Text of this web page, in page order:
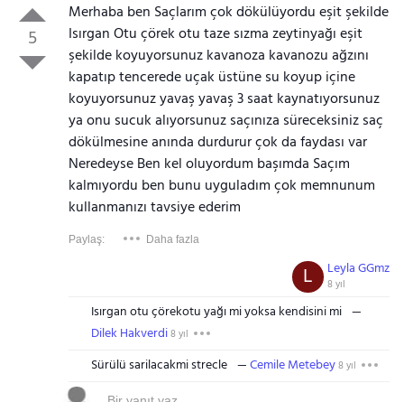
5
Merhaba ben Saçlarım çok dökülüyordu eşit şekilde
Isırgan Otu çörek otu taze sızma zeytinyağı eşit
şekilde koyuyorsunuz kavanoza kavanozu ağzını
kapatıp tencerede uçak üstüne su koyup içine
koyuyorsunuz yavaş yavaş 3 saat kaynatıyorsunuz
ya onu sucuk alıyorsunuz saçınıza süreceksiniz saç
dökülmesine anında durdurur çok da faydası var
Neredeyse Ben kel oluyordum başımda Saçım
kalmıyordu ben bunu uyguladım çok memnunum
kullanmanızı tavsiye ederim
Paylaş: Daha fazla
Leyla GGmz
8 yıl
L
Isırgan otu çörekotu yağı mi yoksa kendisini mi
Dilek Hakverdi8 yıl
Sürülü sarilacakmi strecle Cemile Metebey8 yıl